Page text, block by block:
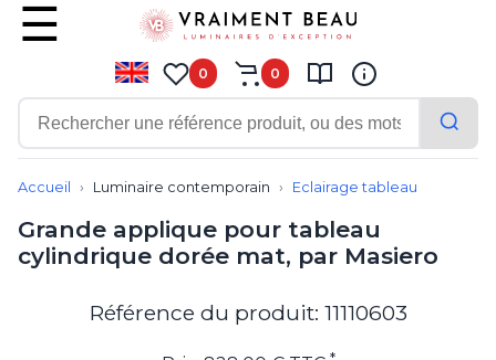
0 0
Contemporain
Applique
Eclairage tableau
Lampadaire
Lampe de table
Accueil Luminaire contemporain Eclairage tableau
Grande applique pour tableau
cylindrique dorée mat, par Masiero
Référence du produit: 11110603